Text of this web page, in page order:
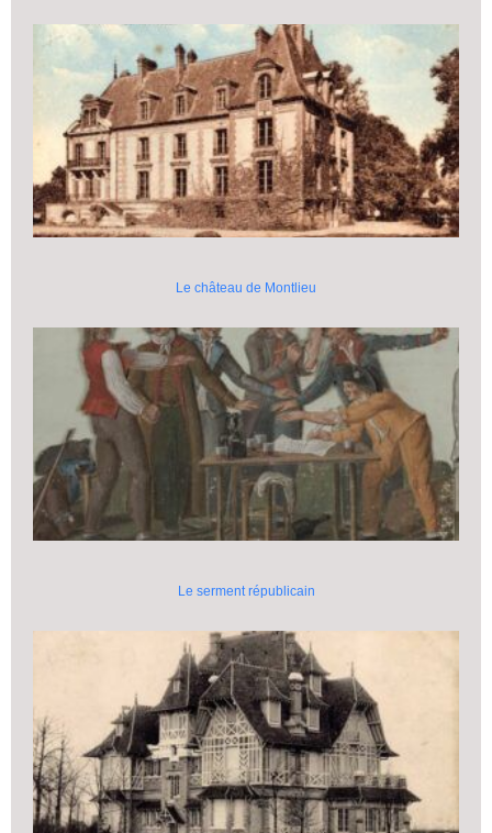
Le château de Montlieu
Le serment républicain